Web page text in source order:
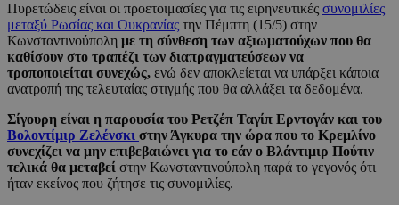
Πυρετώδεις είναι οι προετοιμασίες για τις ειρηνευτικές συνομιλίες
μεταξύ Ρωσίας και Ουκρανίας την Πέμπτη (15/5) στην
Κωνσταντινούπολη με τη σύνθεση των αξιωματούχων που θα
καθίσουν στο τραπέζι των διαπραγματεύσεων να
τροποποιείται συνεχώς, ενώ δεν αποκλείεται να υπάρξει κάποια
ανατροπή της τελευταίας στιγμής που θα αλλάξει τα δεδομένα.
Σίγουρη είναι η παρουσία του Ρετζέπ Ταγίπ Ερντογάν και του
Βολοντίμιρ Ζελένσκι στην Άγκυρα την ώρα που το Κρεμλίνο
συνεχίζει να μην επιβεβαιώνει για το εάν ο Βλάντιμιρ Πούτιν
τελικά θα μεταβεί στην Κωνσταντινούπολη παρά το γεγονός ότι
ήταν εκείνος που ζήτησε τις συνομιλίες.